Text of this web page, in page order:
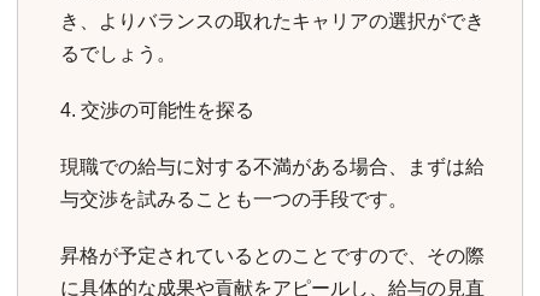
き、よりバランスの取れたキャリアの選択ができ
るでしょう。
4. 交渉の可能性を探る
現職での給与に対する不満がある場合、まずは給
与交渉を試みることも一つの手段です。
昇格が予定されているとのことですので、その際
に具体的な成果や貢献をアピールし、給与の見直